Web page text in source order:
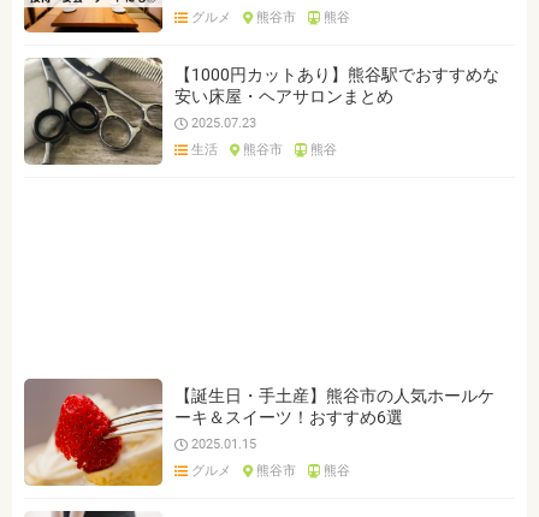
グルメ
熊谷市 熊谷
【1000円カットあり】熊谷駅でおすすめな
安い床屋・ヘアサロンまとめ
2025.07.23
生活
熊谷市 熊谷
【誕生日・手土産】熊谷市の人気ホールケ
ーキ＆スイーツ！おすすめ6選
2025.01.15
グルメ
熊谷市 熊谷